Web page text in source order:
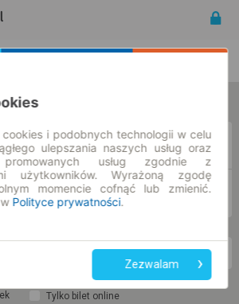
w obie strony
Tylko bilet online
i podobnych technologii w celu
ulepszania naszych usług oraz
promowanych usług zgodnie z
użytkowników. Wyrażoną zgodę
momencie cofnąć lub zmienić.
Polityce prywatności.
Zezwalam